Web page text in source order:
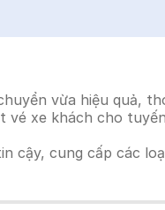
vừa hiệu quả,
xe khách cho
cung cấp các